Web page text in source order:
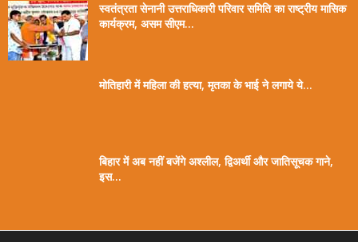
स्वतंत्रता सेनानी उत्तराधिकारी परिवार समिति का राष्ट्रीय मासिक
कार्यक्रम, असम सीएम...
मोतिहारी में महिला की हत्या, मृतका के भाई ने लगाये ये...
बिहार में अब नहीं बजेंगे अश्लील, द्विअर्थी और जातिसूचक गाने,
इस...